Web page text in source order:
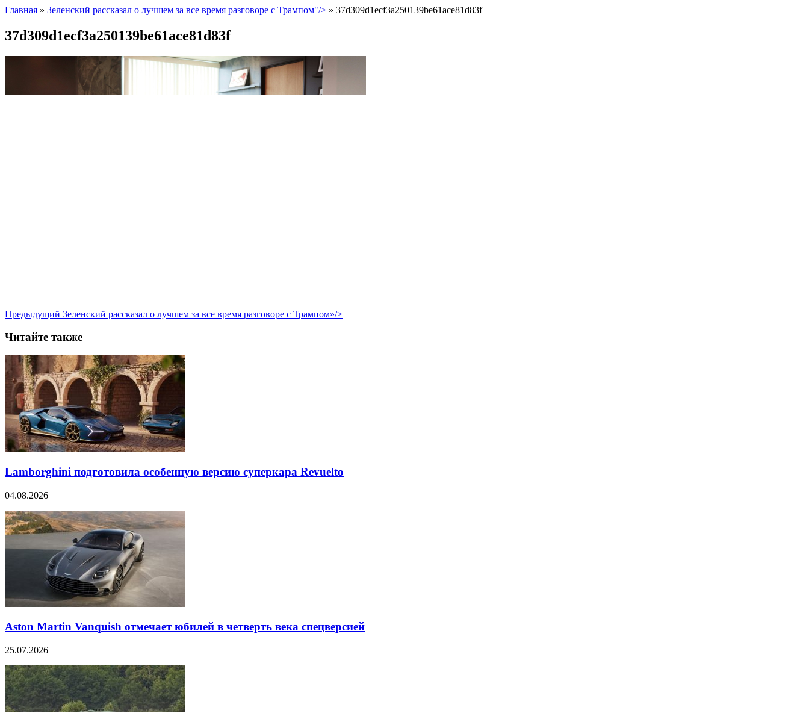
Главная » Зеленский рассказал о лучшем за все время разговоре с Трампом"/> » 37d309d1ecf3a250139be61ace81d83f
37d309d1ecf3a250139be61ace81d83f
Предыдущий Зеленский рассказал о лучшем за все время разговоре с Трампом»/>
Читайте также
Lamborghini подготовила особенную версию суперкара Revuelto
04.08.2026
Aston Martin Vanquish отмечает юбилей в четверть века спецверсией
25.07.2026